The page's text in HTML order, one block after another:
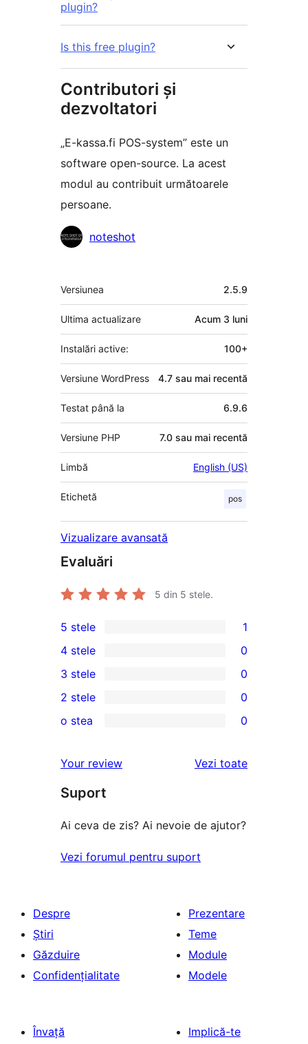
plugin?
Is this free plugin?
Contributori și
dezvoltatori
„E-kassa.fi POS-system” este un
software open-source. La acest
modul au contribuit următoarele
persoane.
Contributori
noteshot
Meta
Versiunea 2.5.9
Ultima actualizare Acum 3 luni
Instalări active: 100+
Versiune WordPress 4.7 sau mai recentă
Testat până la 6.9.6
Versiune PHP 7.0 sau mai recentă
Limbă English (US)
Etichetă pos
Vizualizare avansată
Evaluări
5 din 5 stele.
1
5
–
recenzie
(stele)
5 stele 1
4
–
recenzii
4 stele 0
0
3
–
(stele)
3 stele 0
2
recenzii
(stele)
2 stele 0
0
–
recenzii
o stea 0
Your review Vezi toaterecenziile
Suport
Ai ceva de zis? Ai nevoie de ajutor?
Vezi forumul pentru suport
Despre
Știri
Găzduire
Confidențialitate
Prezentare
Teme
Module
Modele
Învață
Implică-te